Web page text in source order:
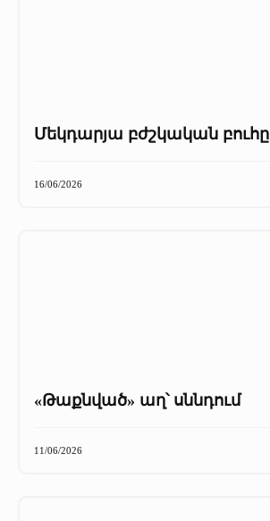
Մեկդարյա բժշկական բուհը
16/06/2026
«Թաքնված» աղ՝ սննդում
11/06/2026